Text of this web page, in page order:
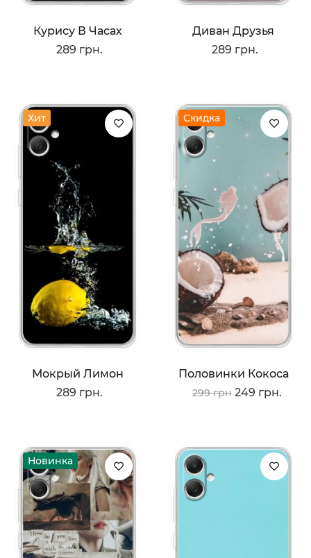
Курису В Часах
289 грн.
Диван Друзья
289 грн.
Хит
Мокрый Лимон
289 грн.
Скидка
Половинки Кокоса
299 грн 249 грн.
Новинка